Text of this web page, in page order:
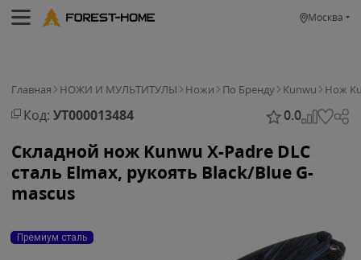
Москва
Главная НОЖИ И МУЛЬТИТУЛЫ Ножи По Бренду Kunwu Нож
Код: УТ000013484 0.0
Складной нож Kunwu X-Padre DLC
сталь Elmax, рукоять Black/Blue G-
mascus
Премиум сталь